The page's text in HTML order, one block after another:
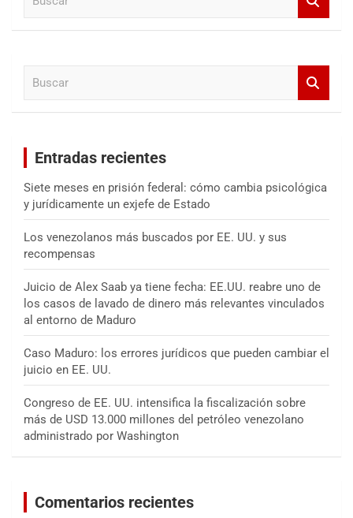
Entradas recientes
Siete meses en prisión federal: cómo cambia psicológica
y jurídicamente un exjefe de Estado
Los venezolanos más buscados por EE. UU. y sus
recompensas
Juicio de Alex Saab ya tiene fecha: EE.UU. reabre uno de
los casos de lavado de dinero más relevantes vinculados
al entorno de Maduro
Caso Maduro: los errores jurídicos que pueden cambiar el
juicio en EE. UU.
Congreso de EE. UU. intensifica la fiscalización sobre
más de USD 13.000 millones del petróleo venezolano
administrado por Washington
Comentarios recientes